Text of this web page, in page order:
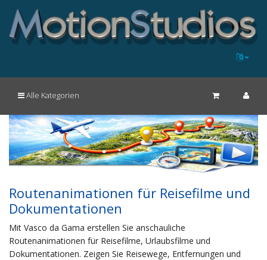
Alle Kategorien
Routenanimationen für Reisefilme und
Dokumentationen
Mit Vasco da Gama erstellen Sie anschauliche
Routenanimationen für Reisefilme, Urlaubsfilme und
Dokumentationen. Zeigen Sie Reisewege, Entfernungen und